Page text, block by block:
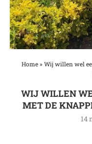
Home» Wij willen wel
WIJ WILLEN
MET DE
14